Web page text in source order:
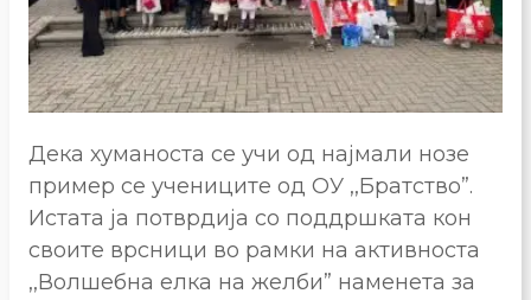
Дека хуманоста се учи од најмали нозе
пример се учениците од ОУ ,,Братство”.
Истата ја потврдија со поддршката кон
своите врсници во рамки на активноста
,,Волшебна елка на желби” наменета за